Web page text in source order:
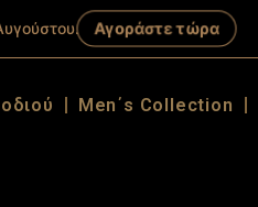
Αγοράστε τώρα
Men΄s Collection